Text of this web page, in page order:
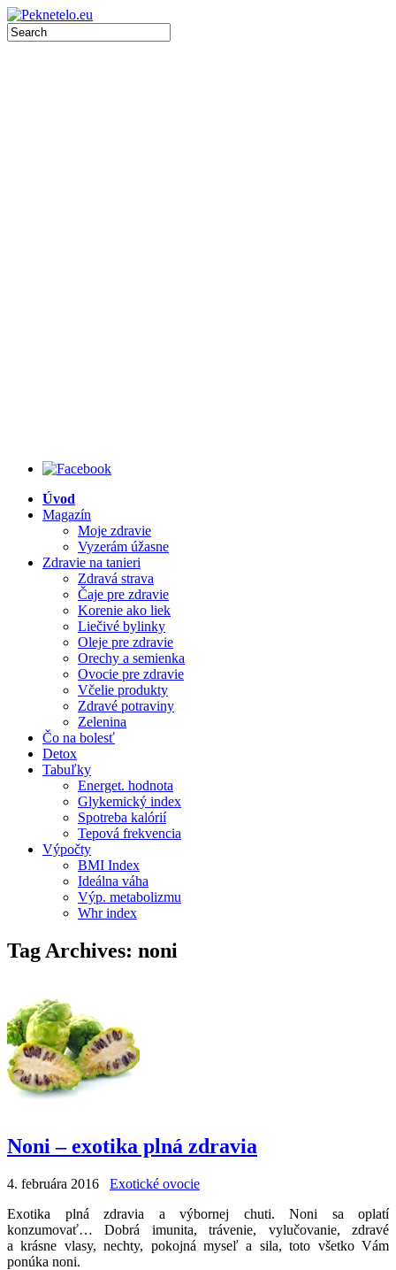
Úvod
Magazín
Moje zdravie
Vyzerám úžasne
Zdravie na tanieri
Zdravá strava
Čaje pre zdravie
Korenie ako liek
Liečivé bylinky
Oleje pre zdravie
Orechy a semienka
Ovocie pre zdravie
Včelie produkty
Zdravé potraviny
Zelenina
Čo na bolesť
Detox
Tabuľky
Energet. hodnota
Glykemický index
Spotreba kalórií
Tepová frekvencia
Výpočty
BMI Index
Ideálna váha
Výp. metabolizmu
Whr index
Tag Archives: noni
Noni – exotika plná zdravia
4. februára 2016
Exotické ovocie
Exotika plná zdravia a výbornej chuti. Noni sa oplatí
konzumovať… Dobrá imunita, trávenie, vylučovanie, zdravé
a krásne vlasy, nechty, pokojná myseľ a sila, toto všetko Vám
ponúka noni.